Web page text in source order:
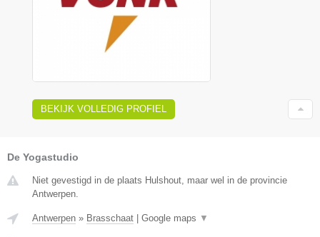
BEKIJK VOLLEDIG PROFIEL
De Yogastudio
Niet gevestigd in de plaats Hulshout, maar wel in de provincie
Antwerpen.
Antwerpen » Brasschaat Google maps ▼